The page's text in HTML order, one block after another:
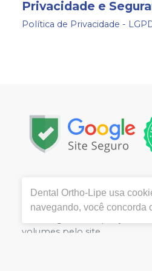
Privacidade e
Política de Privacidade -
3280 VILA MARIANA - SAO
Alves Gabriele. CRO/SP nº
de divergência de preços
volumes pelo site.
Dental Ortho-Lipe usa
navegando, você concorda